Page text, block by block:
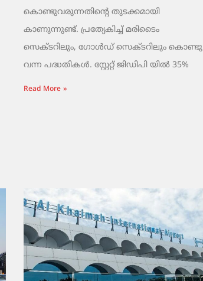
കൊണ്ടുവരുന്നതിന്റെ തുടക്കമായി
കാണുന്നുണ്ട്. പ്രത്യേകിച്ച് മരിടൈം
സെക്ടറിലും, ഗോൾഡ് സെക്ടറിലും കൊണ്ടു
വന്ന പദ്ധതികൾ. സ്റ്റേറ്റ് ജിഡിപി യിൽ 35%
Read More »